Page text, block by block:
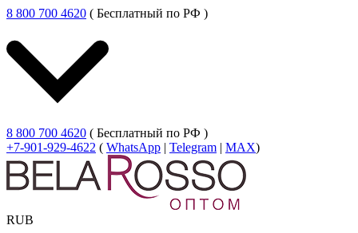
8 800 700 4620 ( Бесплатный по РФ )
8 800 700 4620 ( Бесплатный по РФ )
+7-901-929-4622 ( WhatsApp | Telegram | MAX)
RUB